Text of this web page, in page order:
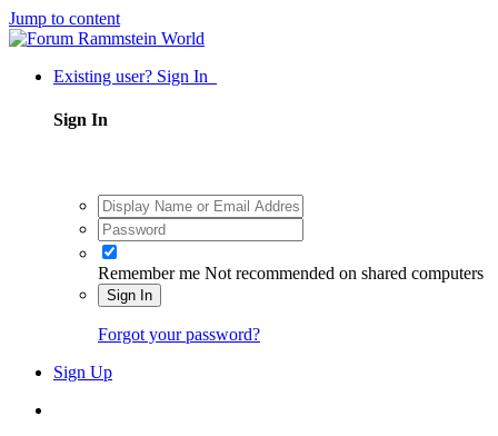
Jump to content
Existing user? Sign In
Sign In
Remember me Not recommended on shared computers
Sign In
Forgot your password?
Sign Up